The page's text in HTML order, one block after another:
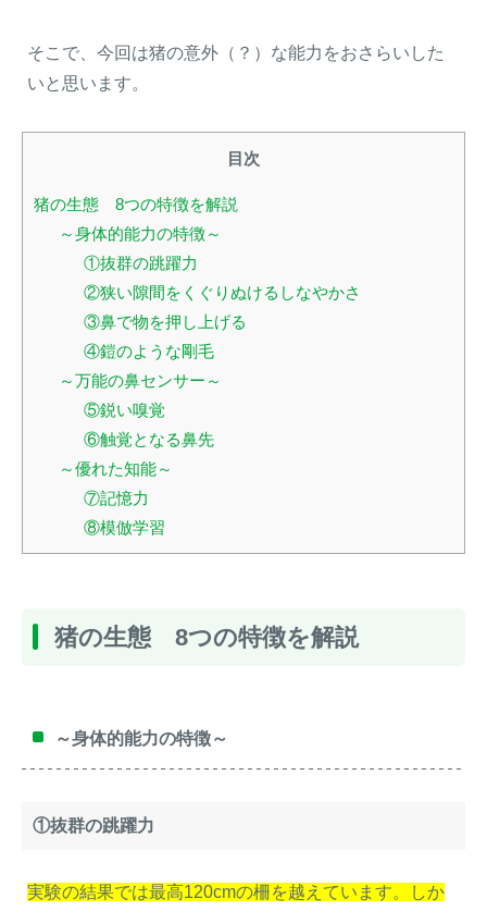
そこで、今回は猪の意外（？）な能力をおさらいした
いと思います。
目次
猪の生態 8つの特徴を解説
～身体的能力の特徴～
①抜群の跳躍力
②狭い隙間をくぐりぬけるしなやかさ
③鼻で物を押し上げる
④鎧のような剛毛
～万能の鼻センサー～
⑤鋭い嗅覚
⑥触覚となる鼻先
～優れた知能～
⑦記憶力
⑧模倣学習
猪の生態 8つの特徴を解説
～身体的能力の特徴～
①抜群の跳躍力
実験の結果では最高120cmの柵を越えています。しか